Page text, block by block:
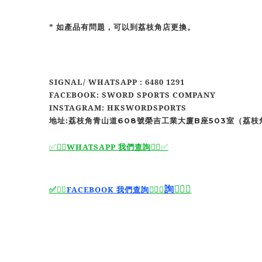
* 如產品有問題，可以到荔枝角店更換。
SIGNAL/ WHATSAPP : 6480 1291
FACEBOOK: SWORD SPORTS COMPANY
INSTAGRAM: HKSWORDSPORTS
地址:荔枝角青山道608號榮吉工業大廈B座503室（荔枝
✅🙆‍♂️WHATSAPP 我們查詢🙆‍♂️✅
✅🙆‍♂️FACEBOOK 我們查詢🙆‍♂️✅詢🙆‍♂️✅